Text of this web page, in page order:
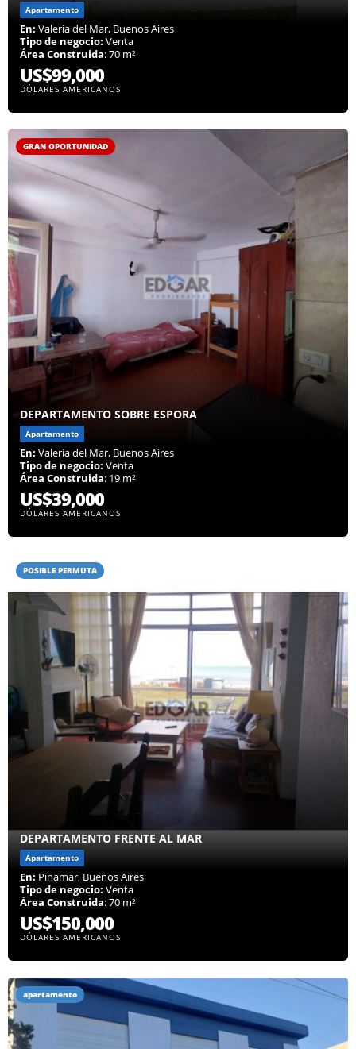
Apartamento
En: Valeria del Mar, Buenos Aires
Tipo de negocio: Venta
Área Construida: 70 m²
US$99,000
DÓLARES AMERICANOS
GRAN OPORTUNIDAD
DEPARTAMENTO SOBRE ESPORA
Apartamento
En: Valeria del Mar, Buenos Aires
Tipo de negocio: Venta
Área Construida: 19 m²
US$39,000
DÓLARES AMERICANOS
POSIBLE PERMUTA
DEPARTAMENTO FRENTE AL MAR
Apartamento
En: Pinamar, Buenos Aires
Tipo de negocio: Venta
Área Construida: 70 m²
US$150,000
DÓLARES AMERICANOS
apartamento